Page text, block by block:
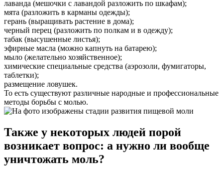
лаванда (мешочки с лавандой разложить по шкафам);
мята (разложить в карманы одежды);
герань (выращивать растение в дома);
черный перец (разложить по полкам и в одежду);
табак (высушенные листья);
эфирные масла (можно капнуть на батарею);
мыло (желательно хозяйственное);
химические специальные средства (аэрозоли, фумигаторы,
таблетки);
размещение ловушек.
То есть существуют различные народные и профессиональные
методы борьбы с молью.
Также у некоторых людей порой
возникает вопрос: а нужно ли вообще
уничтожать моль?